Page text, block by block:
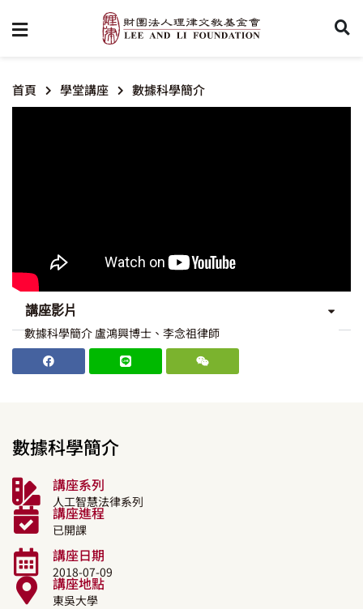
首頁 學堂講座 數據科學簡介
講座影片
數據科學簡介 盧鴻興博士、李念祖律師
數據科學簡介
講座系列
人工智慧法律系列
講座進程
已開課
講座日期
2018-07-09
講座地點
東吳大學